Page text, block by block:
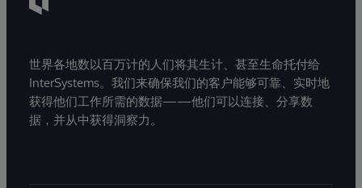
世界各地数以百万计的人们将其生计、甚至生命托付给
InterSystems。我们来确保我们的客户能够可靠、实时地
获得他们工作所需的数据——他们可以连接、分享数
据，并从中获得洞察力。